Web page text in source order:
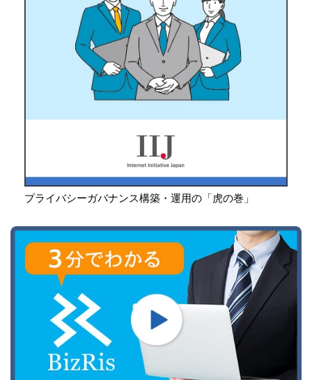
プライバシーガバナンス構築・運用の「虎の巻」